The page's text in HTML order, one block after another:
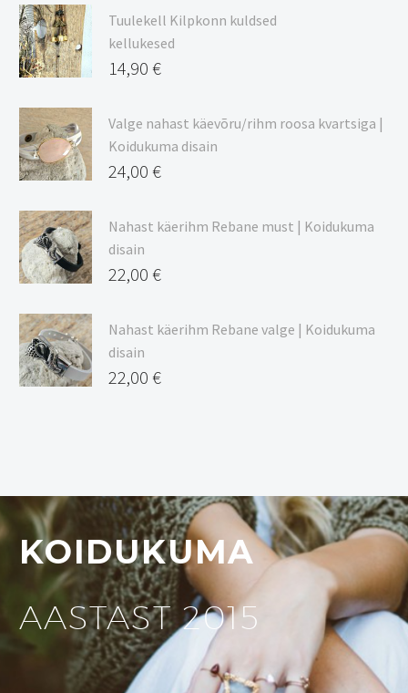
9,00 €
kuni
20,44 €
Tuulekell Kilpkonn kuldsed
kellukesed
14,90 €
Valge nahast käevõru/rihm roosa kvartsiga |
Koidukuma disain
24,00 €
Nahast käerihm Rebane must | Koidukuma
disain
22,00 €
Nahast käerihm Rebane valge | Koidukuma
disain
22,00 €
KOIDUKUMA
AASTAST 2015